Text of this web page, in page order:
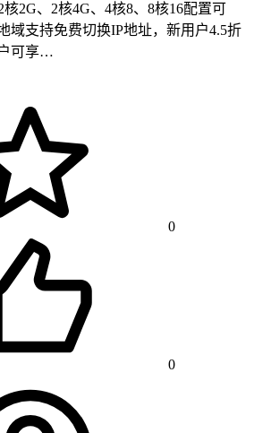
核2G、2核4G、4核8、8核16配置可
域支持免费切换IP地址，新用户4.5折
可享…
0
0